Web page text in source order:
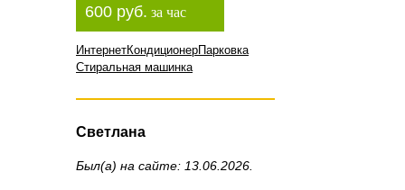
600 руб. за час
ИнтернетКондиционерПарковка
Стиральная машинка
Светлана
Был(а) на сайте: 13.06.2026.